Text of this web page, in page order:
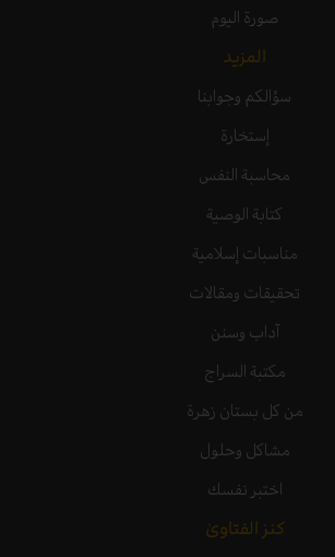
صورة اليوم
المزيد
سؤالكم وجوابنا
إستخارة
محاسبة النفس
كتابة الوصية
مناسبات إسلامية
تحقيقات ومقالات
آداب وسنن
مكتبة السراج
من كل بستان زهرة
مشاكل وحلول
اختبر نفسك
كنز الفتاوىٰ